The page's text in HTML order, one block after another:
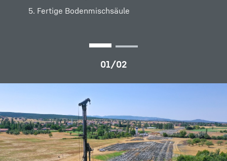
5. Fertige Bodenmischsäule
5. Fertiges Bodenmischelement